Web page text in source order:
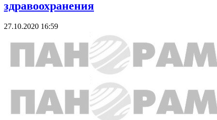
здравоохранения
27.10.2020 16:59